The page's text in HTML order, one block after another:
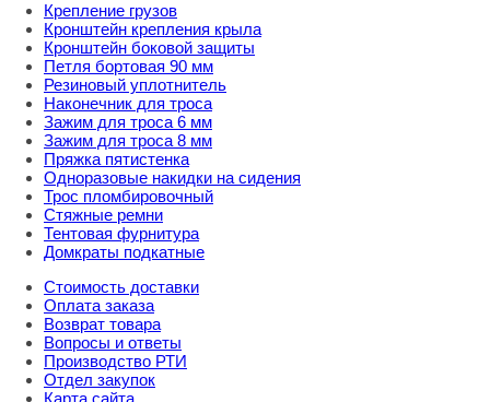
Крепление грузов
Кронштейн крепления крыла
Кронштейн боковой защиты
Петля бортовая 90 мм
Резиновый уплотнитель
Наконечник для троса
Зажим для троса 6 мм
Зажим для троса 8 мм
Пряжка пятистенка
Одноразовые накидки на сидения
Трос пломбировочный
Стяжные ремни
Тентовая фурнитура
Домкраты подкатные
Стоимость доставки
Оплата заказа
Возврат товара
Вопросы и ответы
Производство РТИ
Отдел закупок